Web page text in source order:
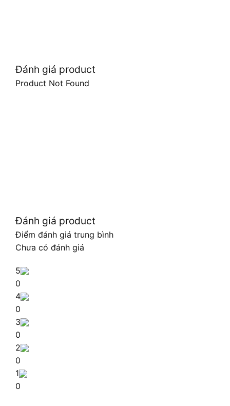
Đánh giá product
Product Not Found
Đánh giá product
Điểm đánh giá trung bình
Chưa có đánh giá
5
0
4
0
3
0
2
0
1
0